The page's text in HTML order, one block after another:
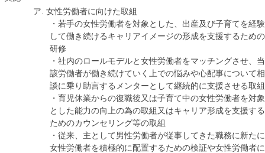
ア. 女性労働者に向けた取組
・若手の女性労働者を対象とした、出産及び子育てを経験
して働き続けるキャリアイメージの形成を支援するための
研修
・社内のロールモデルと女性労働者をマッチングさせ、当
該労働者が働き続けていく上での悩みや心配事について相
談に乗り助言するメンターとして継続的に支援させる取組
・育児休業からの復職後又は子育て中の女性労働者を対象
とした能力の向上の為の取組又はキャリア形成を支援する
ためのカウンセリング等の取組
・従来、主として男性労働者が従事してきた職務に新たに
女性労働者を積極的に配置するための検証や女性労働者に